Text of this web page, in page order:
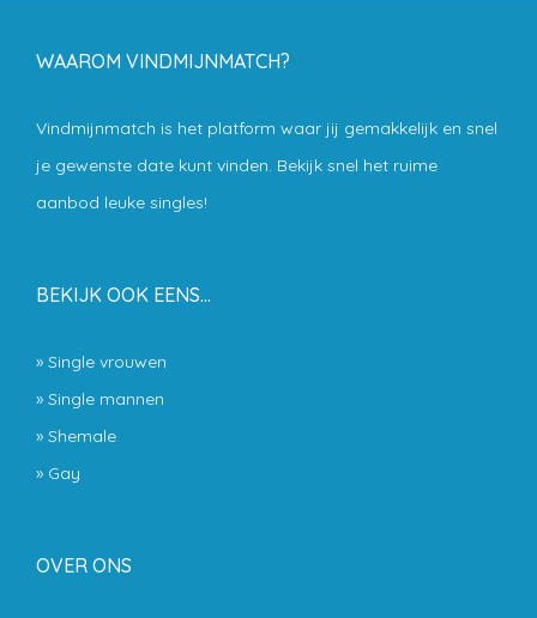
WAAROM VINDMIJNMATCH?
Vindmijnmatch is het platform waar jij gemakkelijk en snel
je gewenste date kunt vinden. Bekijk snel het ruime
aanbod leuke singles!
BEKIJK OOK EENS…
» Single vrouwen
» Single mannen
» Shemale
» Gay
OVER ONS